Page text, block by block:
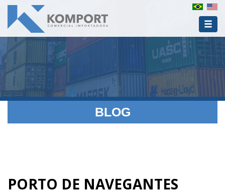
BLOG
PORTO DE NAVEGANTES